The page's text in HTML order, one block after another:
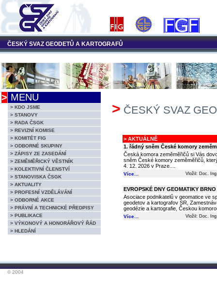
ČESKÝ SVAZ GEODETŮ A KARTOGRAFŮ
> MENU
> KDO JSME
> STANOVY
> RADA ČSGK
> REVIZNÍ KOMISE
> KOMITÉT FIG
> ODBORNÉ SKUPINY
> ZÁPISY ZE ZASEDÁNÍ
> ZEMĚMĚŘICKÝ VĚSTNÍK
> KOLEKTIVNÍ ČLENSTVÍ
> STANOVISKA ČSGK
> AKTUALITY
> PROFESNÍ VZDĚLÁVÁNÍ
> ODBORNÉ AKCE
> PRÁVNÍ A TECHNICKÉ PŘEDPISY
> PUBLIKACE
> VÝKONOVÝ A HONORÁŘOVÝ ŘÁD
> HLEDÁNÍ
> ČESKÝ SVAZ
> AKTUÁLNĚ
1. řádný sněm České komory
Česká komora zeměměřičů si Vás
sněm České komory zeměměřičů,
4. 12. 2026 v Praze....
Více... Vložil: Doc.
EVROPSKÉ DNY GEOMATIKY BRNO
Asociace podnikatelů v geomatice ve
geodetov a kartografov SR,
geodézie a kartografie, Českou
Více... Vložil: Doc.
© 2004